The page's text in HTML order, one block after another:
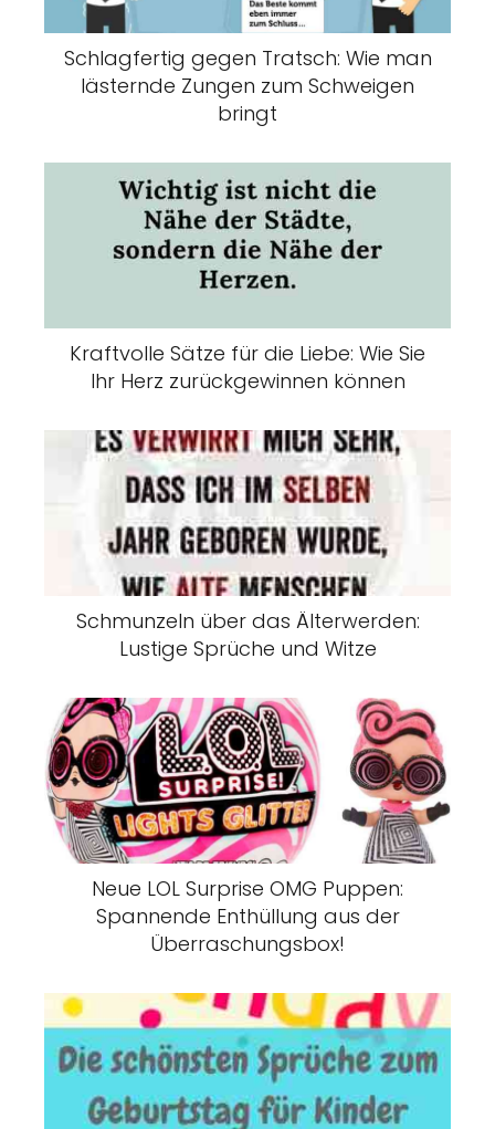
Schlagfertig gegen Tratsch: Wie man
lästernde Zungen zum Schweigen
bringt
Kraftvolle Sätze für die Liebe: Wie Sie
Ihr Herz zurückgewinnen können
Schmunzeln über das Älterwerden:
Lustige Sprüche und Witze
Neue LOL Surprise OMG Puppen:
Spannende Enthüllung aus der
Überraschungsbox!